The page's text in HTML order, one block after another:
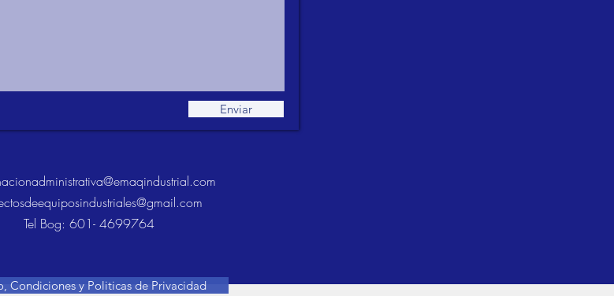
Enviar
Tel Bog: 601- 4699764
Condiciones y Politicas de Privacidad